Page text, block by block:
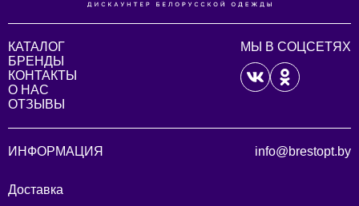
КАТАЛОГ
БРЕНДЫ
КОНТАКТЫ
О НАС
ОТЗЫВЫ
МЫ В СОЦСЕТЯХ
ИНФОРМАЦИЯ
Доставка
info@brestopt.by